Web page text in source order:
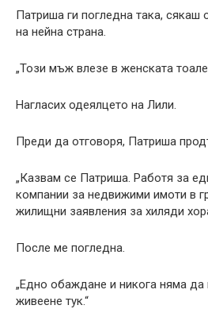
Патриша ги погледна така, сякаш
на нейна страна.
„Този мъж влезе в женската
Нагласих одеялцето на Лили.
Преди да отговоря, Патриша
„Казвам се Патриша. Работя за
компании за недвижими имоти в
жилищни заявления за хиляди
После ме погледна.
„Едно обаждане и никога няма да
живеене тук.“